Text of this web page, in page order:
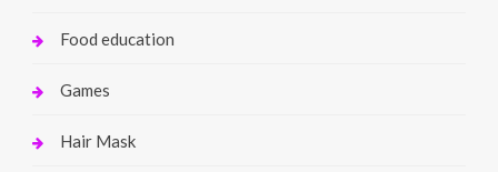
Food education
Games
Hair Mask